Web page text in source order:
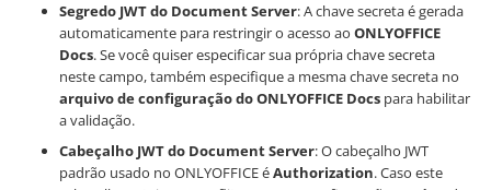
Segredo JWT do Document Server: A chave secreta é gerada
automaticamente para restringir o acesso ao ONLYOFFICE
Docs. Se você quiser especificar sua própria chave secreta
neste campo, também especifique a mesma chave secreta no
arquivo de configuração do ONLYOFFICE Docs para habilitar
a validação.
Cabeçalho JWT do Document Server: O cabeçalho JWT
padrão usado no ONLYOFFICE éAuthorization. Caso este